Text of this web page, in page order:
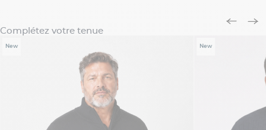
Complétez votre tenue
New New